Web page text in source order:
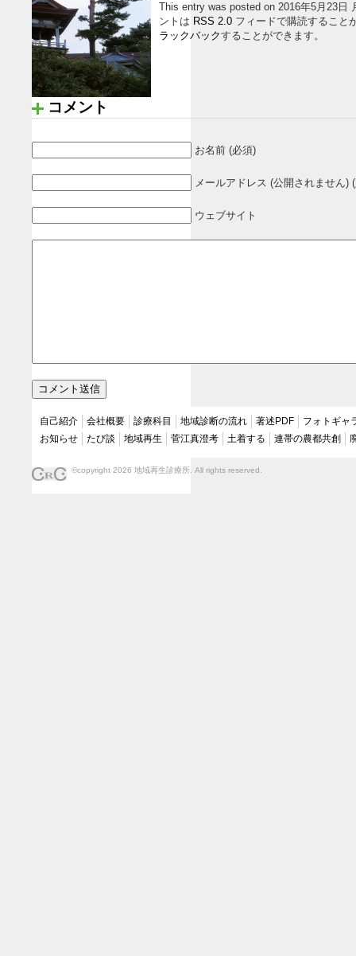
This entry was posted on 2016年5月23日
ントは RSS 2.0 フィードで購読すること
ラックバックすることができます。
コメント
お名前 (必須)
メールアドレス (公開されません)
ウェブサイト
自己紹介 会社概要 診療科目 地域診断の流れ 著述PDF
フォトギャ
お知らせ
たび談 地域再生 菅江真澄考 土着する 連帯の農都共創
©copyright 2026 地域再生診療所. All rights reserved.